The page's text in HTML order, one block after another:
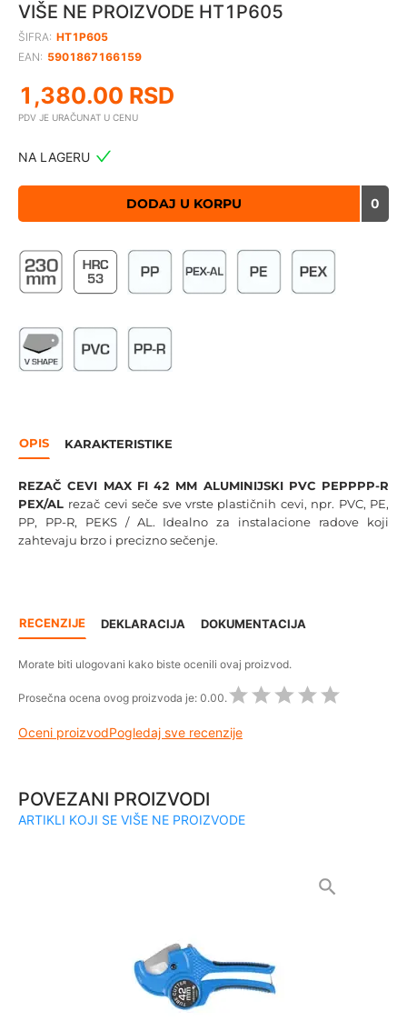
VIŠE NE PROIZVODE HT1P605
ŠIFRA: HT1P605
EAN: 5901867166159
1,380.00 RSD
PDV JE URAČUNAT U CENU
NA LAGERU
DODAJ U KORPU 0
OPIS KARAKTERISTIKE
REZAČ CEVI MAX FI 42 MM ALUMINIJSKI PVC PEPPPP-R
PEX/AL rezač cevi seče sve vrste plastičnih cevi, npr. PVC, PE,
PP, PP-R, PEKS / AL. Idealno za instalacione radove koji
zahtevaju brzo i precizno sečenje.
RECENZIJE DEKLARACIJA DOKUMENTACIJA
Morate biti ulogovani kako biste ocenili ovaj proizvod.
Prosečna ocena ovog proizvoda je: 0.00.
Oceni proizvodPogledaj sve recenzije
POVEZANI PROIZVODI
ARTIKLI KOJI SE VIŠE NE PROIZVODE